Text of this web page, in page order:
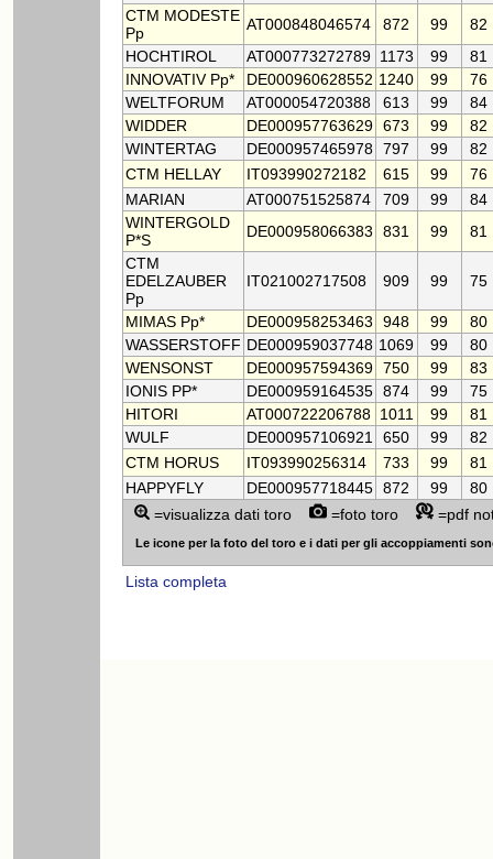
CTM MODESTE
Pp
AT000848046574 872 99
82
HOCHTIROL
AT000773272789 1173 99
81
INNOVATIV Pp*
DE000960628552 1240 99
76
WELTFORUM
AT000054720388 613 99
84
WIDDER
DE000957763629 673 99
82
WINTERTAG
DE000957465978 797 99
82
CTM HELLAY
IT093990272182 615 99
76
MARIAN
AT000751525874 709 99
84
WINTERGOLD
P*S
DE000958066383 831 99
81
CTM
EDELZAUBER
Pp
IT021002717508 909 99 75
MIMAS Pp* DE000958253463 948 99
80
WASSERSTOFF DE000959037748 1069 99
80
WENSONST
DE000957594369 750 99
83
IONIS PP*
DE000959164535 874 99
75
HITORI
AT000722206788 1011 99
81
WULF
DE000957106921 650 99
82
CTM HORUS
IT093990256314 733 99
81
HAPPYFLY
DE000957718445 872 99
80
=visualizza dati toro
=foto toro =pdf
Le icone per la foto del toro e i dati per gli accoppiamenti
Lista completa